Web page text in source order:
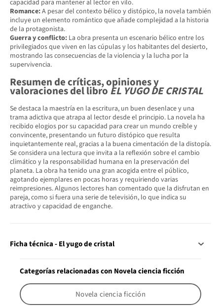
capacidad para mantener al lector en vilo.
Romance:A pesar del contexto bélico y distópico, la novela también
incluye un elemento romántico que añade complejidad a la historia
de la protagonista.
Guerra y conflicto: La obra presenta un escenario bélico entre los
privilegiados que viven en las cúpulas y los habitantes del desierto,
mostrando las consecuencias de la violencia y la lucha por la
supervivencia.
Resumen de críticas, opiniones y
valoraciones del libroEL YUGO DE CRISTAL
Se destaca la maestría en la escritura, un buen desenlace y una
trama adictiva que atrapa al lector desde el principio. La novela ha
recibido elogios por su capacidad para crear un mundo creíble y
convincente, presentando un futuro distópico que resulta
inquietantemente real, gracias a la buena cimentación de la distopía.
Se considera una lectura que invita a la reflexión sobre el cambio
climático y la responsabilidad humana en la preservación del
planeta. La obra ha tenido una gran acogida entre el público,
agotando ejemplares en pocas horas y requiriendo varias
reimpresiones. Algunos lectores han comentado que la disfrutan en
pareja, como si fuera una serie de televisión, lo que indica su
atractivo y capacidad de enganche.
Ficha técnica - El yugo de cristal
Categorías relacionadas con Novela ciencia ficción
Novela ciencia ficción